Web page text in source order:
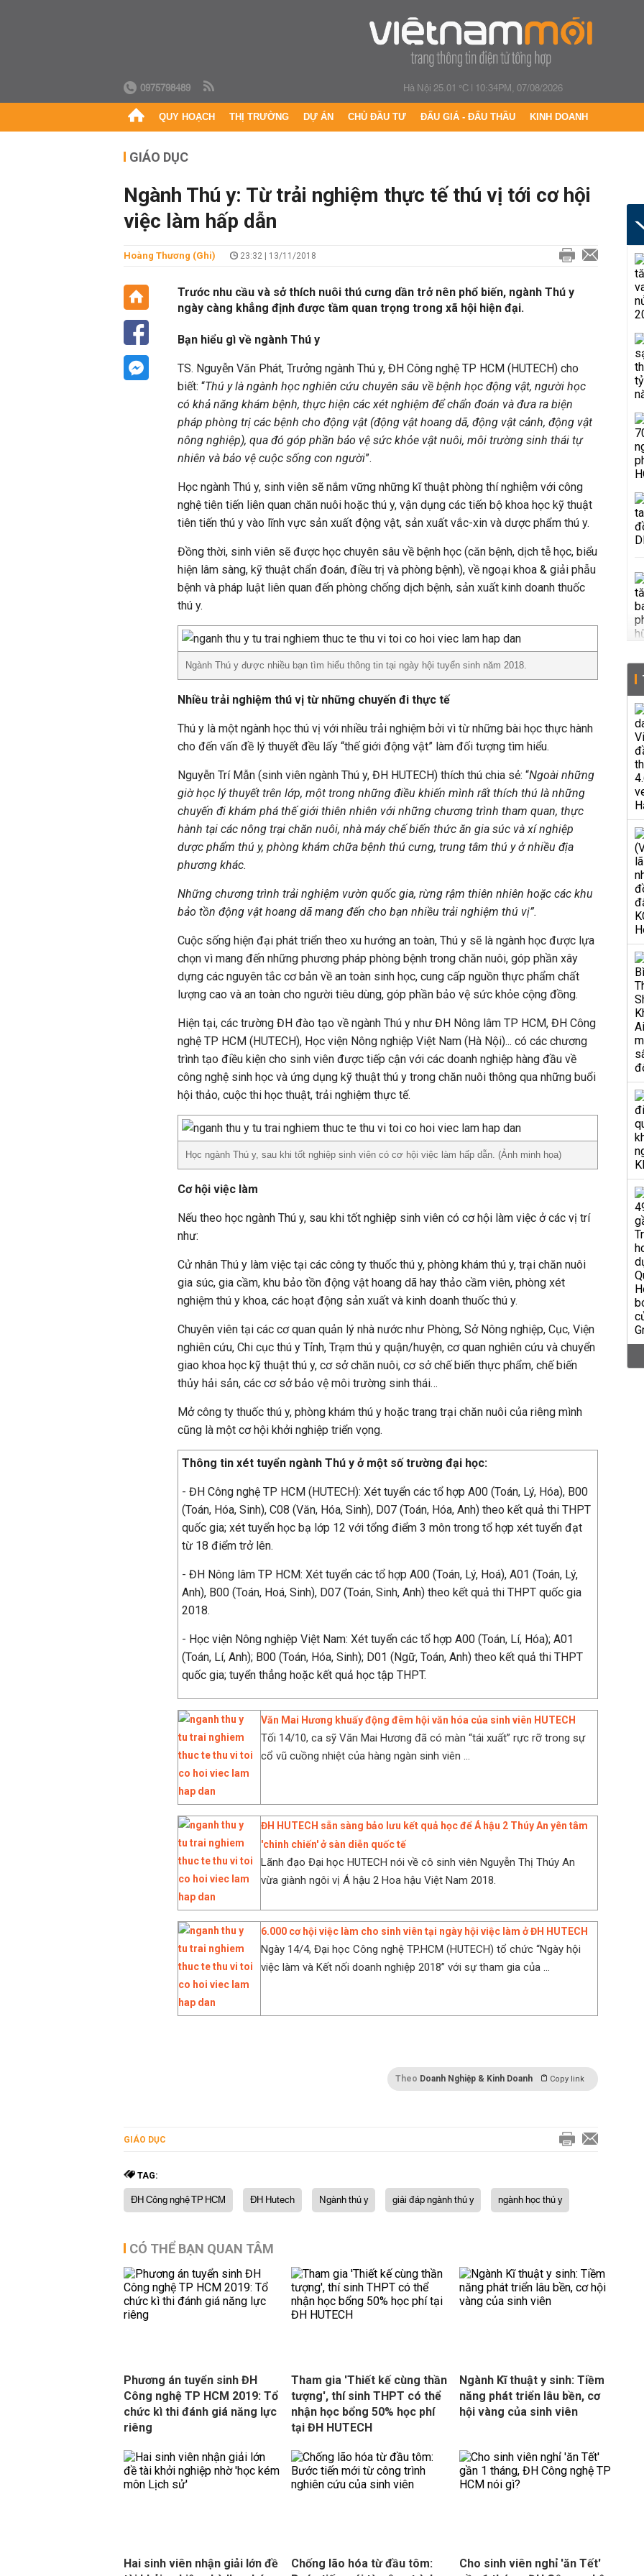
0975798489 Hà Nội 25.01 °C| 10:34PM, 07/08/2026
QUY HOẠCH THỊ TRƯỜNG DỰ ÁN CHỦ ĐẦU TƯ ĐẤU GIÁ - ĐẤU THẦU KINH DOANH
GIÁO DỤC
Ngành Thú y: Từ trải nghiệm thực tế thú vị tới cơ hội
việc làm hấp dẫn
Hoàng Thương (ghi) 23:32 | 13/11/2018
Trước nhu cầu và sở thích nuôi thú cưng dần trở nên phổ biến, ngành Thú y
ngày càng khẳng định được tầm quan trọng trong xã hội hiện đại.
Bạn hiểu gì về ngành Thú y
TS. Nguyễn Văn Phát, Trưởng ngành Thú y, ĐH Công nghệ TP HCM (HUTECH) cho
biết: “Thú y là ngành học nghiên cứu chuyên sâu về bệnh học động vật, người học
có khả năng khám bệnh, thực hiện các xét nghiệm để chẩn đoán và đưa ra biện
pháp phòng trị các bệnh cho động vật (động vật hoang dã, động vật cảnh, động vật
nông nghiệp), qua đó góp phần bảo vệ sức khỏe vật nuôi, môi trường sinh thái tự
nhiên và bảo vệ cuộc sống con người”.
Học ngành Thú y, sinh viên sẽ nắm vững những kĩ thuật phòng thí nghiệm với công
nghệ tiên tiến liên quan chăn nuôi hoặc thú y, vận dụng các tiến bộ khoa học kỹ thuật
tiên tiến thú y vào lĩnh vực sản xuất động vật, sản xuất vắc-xin và dược phẩm thú y.
Đồng thời, sinh viên sẽ được học chuyên sâu về bệnh học (căn bệnh, dịch tễ học, biểu
hiện lâm sàng, kỹ thuật chẩn đoán, điều trị và phòng bệnh), về ngoại khoa & giải phẫu
bệnh và pháp luật liên quan đến phòng chống dịch bệnh, sản xuất kinh doanh thuốc
thú y.
Ngành Thú y được nhiều bạn tìm hiểu thông tin tại ngày hội tuyển sinh năm 2018.
Nhiều trải nghiệm thú vị từ những chuyến đi thực tế
Thú y là một ngành học thú vị với nhiều trải nghiệm bởi vì từ những bài học thực hành
cho đến vấn đề lý thuyết đều lấy “thế giới động vật” làm đối tượng tìm hiểu.
Nguyễn Trí Mẫn (sinh viên ngành Thú y, ĐH HUTECH) thích thú chia sẻ: “Ngoài những
giờ học lý thuyết trên lớp, một trong những điều khiến mình rất thích thú là những
chuyến đi khám phá thế giới thiên nhiên với những chương trình tham quan, thực
hành tại các nông trại chăn nuôi, nhà máy chế biến thức ăn gia súc và xí nghiệp
dược phẩm thú y, phòng khám chữa bệnh thú cưng, trung tâm thú y ở nhiều địa
phương khác.
Những chương trình trải nghiệm vườn quốc gia, rừng rậm thiên nhiên hoặc các khu
bảo tồn động vật hoang dã mang đến cho bạn nhiều trải nghiệm thú vị”.
Cuộc sống hiện đại phát triển theo xu hướng an toàn, Thú y sẽ là ngành học được lựa
chọn vì mang đến những phương pháp phòng bệnh trong chăn nuôi, góp phần xây
dựng các nguyên tắc cơ bản về an toàn sinh học, cung cấp nguồn thực phẩm chất
lượng cao và an toàn cho người tiêu dùng, góp phần bảo vệ sức khỏe cộng đồng.
Hiện tại, các trường ĐH đào tạo về ngành Thú y như ĐH Nông lâm TP HCM, ĐH Công
nghệ TP HCM (HUTECH), Học viện Nông nghiệp Việt Nam (Hà Nội)... có các chương
trình tạo điều kiện cho sinh viên được tiếp cận với các doanh nghiệp hàng đầu về
công nghệ sinh học và ứng dụng kỹ thuật thú y trong chăn nuôi thông qua những buổi
hội thảo, cuộc thi học thuật, trải nghiệm thực tế.
Học ngành Thú y, sau khi tốt nghiệp sinh viên có cơ hội việc làm hấp dẫn. (Ảnh minh họa)
Cơ hội việc làm
Nếu theo học ngành Thú y, sau khi tốt nghiệp sinh viên có cơ hội làm việc ở các vị trí
như:
Cử nhân Thú y làm việc tại các công ty thuốc thú y, phòng khám thú y, trại chăn nuôi
gia súc, gia cầm, khu bảo tồn động vật hoang dã hay thảo cầm viên, phòng xét
nghiệm thú y khoa, các hoạt động sản xuất và kinh doanh thuốc thú y.
Chuyên viên tại các cơ quan quản lý nhà nước như Phòng, Sở Nông nghiệp, Cục, Viện
nghiên cứu, Chi cục thú y Tỉnh, Trạm thú y quận/huyện, cơ quan nghiên cứu và chuyển
giao khoa học kỹ thuật thú y, cơ sở chăn nuôi, cơ sở chế biến thực phẩm, chế biến
thủy hải sản, các cơ sở bảo vệ môi trường sinh thái…
Mở công ty thuốc thú y, phòng khám thú y hoặc trang trại chăn nuôi của riêng mình
cũng là một cơ hội khởi nghiệp triển vọng.
Thông tin xét tuyển ngành Thú y ở một số trường đại học:
- ĐH Công nghệ TP HCM (HUTECH): Xét tuyển các tổ hợp A00 (Toán, Lý, Hóa), B00
(Toán, Hóa, Sinh), C08 (Văn, Hóa, Sinh), D07 (Toán, Hóa, Anh) theo kết quả thi THPT
quốc gia; xét tuyển học bạ lớp 12 với tổng điểm 3 môn trong tổ hợp xét tuyển đạt
từ 18 điểm trở lên.
- ĐH Nông lâm TP HCM: Xét tuyển các tổ hợp A00 (Toán, Lý, Hoá), A01 (Toán, Lý,
Anh), B00 (Toán, Hoá, Sinh), D07 (Toán, Sinh, Anh) theo kết quả thi THPT quốc gia
2018.
- Học viện Nông nghiệp Việt Nam: Xét tuyển các tổ hợp A00 (Toán, Lí, Hóa); A01
(Toán, Lí, Anh); B00 (Toán, Hóa, Sinh); D01 (Ngữ, Toán, Anh) theo kết quả thi THPT
quốc gia; tuyển thẳng hoặc kết quả học tập THPT.
Văn Mai Hương khuấy động đêm hội văn hóa của sinh viên HUTECH
Tối 14/10, ca sỹ Văn Mai Hương đã có màn “tái xuất” rực rỡ trong sự
cổ vũ cuồng nhiệt của hàng ngàn sinh viên ...
ĐH HUTECH sẵn sàng bảo lưu kết quả học để Á hậu 2 Thúy An yên tâm
'chinh chiến' ở sàn diễn quốc tế
Lãnh đạo Đại học HUTECH nói về cô sinh viên Nguyễn Thị Thúy An
vừa giành ngôi vị Á hậu 2 Hoa hậu Việt Nam 2018.
6.000 cơ hội việc làm cho sinh viên tại ngày hội việc làm ở ĐH HUTECH
Ngày 14/4, Đại học Công nghệ TP.HCM (HUTECH) tổ chức “Ngày hội
việc làm và Kết nối doanh nghiệp 2018” với sự tham gia của ...
Theo Doanh Nghiệp & Kinh Doanh Copy link
GIÁO DỤC
TAG:
ĐH Công nghệ TP HCM ĐH Hutech Ngành thú y giải đáp ngành thú y ngành học thú y
CÓ THỂ BẠN QUAN TÂM
Phương án tuyển sinh ĐH
Công nghệ TP HCM 2019: Tổ
chức kì thi đánh giá năng lực
riêng
Tham gia 'Thiết kế cùng thần
tượng', thí sinh THPT có thể
nhận học bổng 50% học phí
tại ĐH HUTECH
Ngành Kĩ thuật y sinh: Tiềm
năng phát triển lâu bền, cơ
hội vàng của sinh viên
Hai sinh viên nhận giải lớn đề
Chống lão hóa từ đầu tôm:
Cho sinh viên nghỉ 'ăn Tết'